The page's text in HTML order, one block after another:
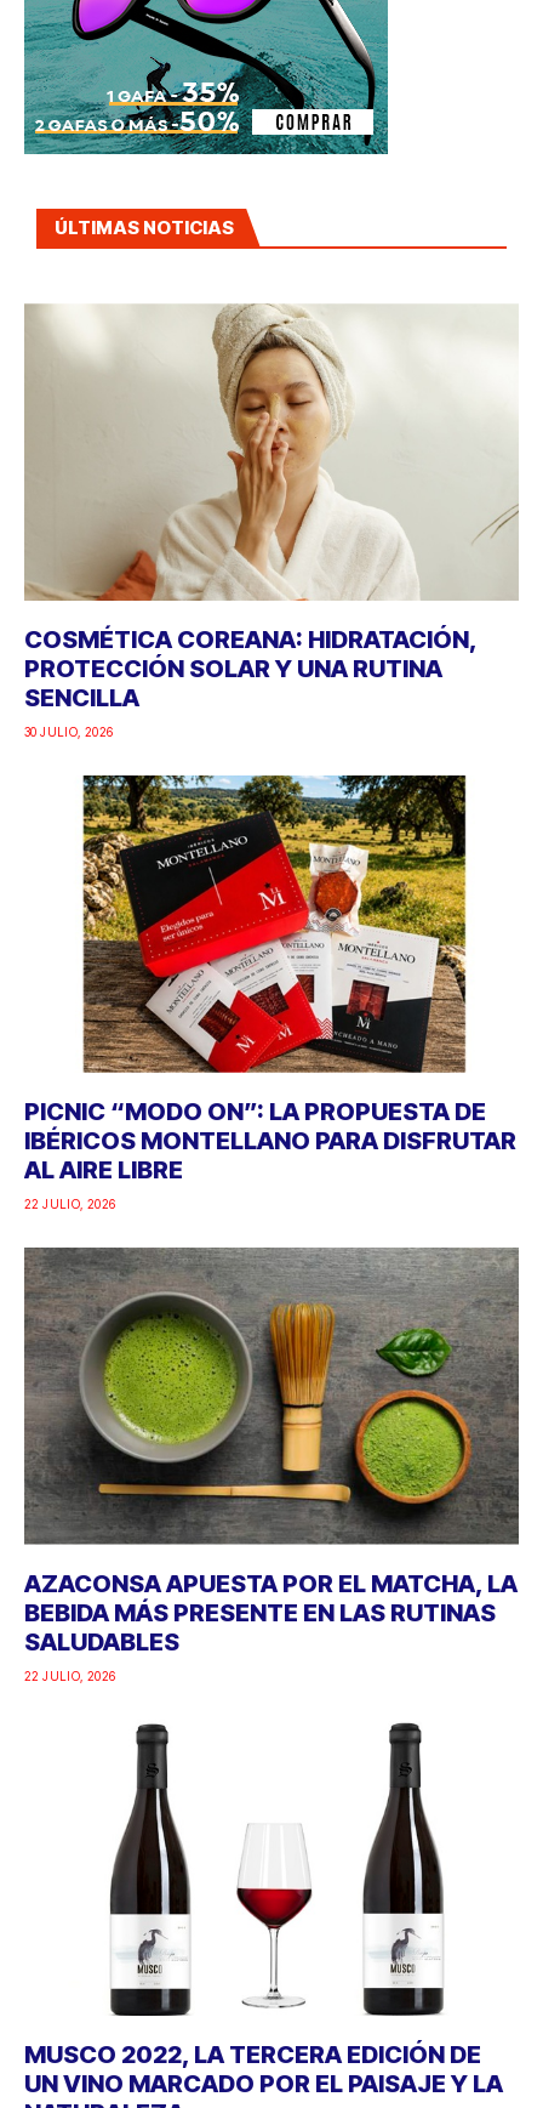
ÚLTIMAS NOTICIAS
COSMÉTICA COREANA: HIDRATACIÓN,
PROTECCIÓN SOLAR Y UNA RUTINA
SENCILLA
30 JULIO, 2026
PICNIC “MODO ON”: LA PROPUESTA DE
IBÉRICOS MONTELLANO PARA DISFRUTAR
AL AIRE LIBRE
22 JULIO, 2026
AZACONSA APUESTA POR EL MATCHA, LA
BEBIDA MÁS PRESENTE EN LAS RUTINAS
SALUDABLES
22 JULIO, 2026
MUSCO 2022, LA TERCERA EDICIÓN DE
UN VINO MARCADO POR EL PAISAJE Y LA